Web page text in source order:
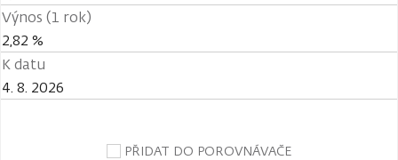
Výnos (1 rok)
2,82 %
K datu
4. 8. 2026
PŘIDAT DO POROVNÁVAČE